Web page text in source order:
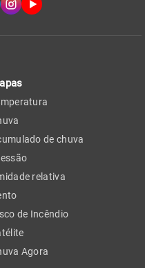
de chuva
relativa
de Incêndio
Agora